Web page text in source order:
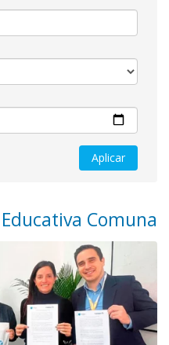
Comuna